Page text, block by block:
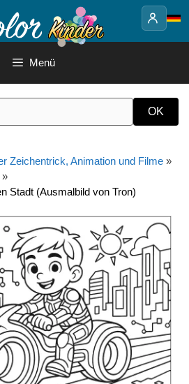
Menü
Zeichentrick, Animation und Filme »
»
Stadt (Ausmalbild von Tron)